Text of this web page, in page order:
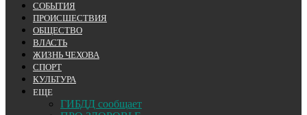
СОБЫТИЯ
ПРОИСШЕСТВИЯ
ОБЩЕСТВО
ВЛАСТЬ
ЖИЗНЬ ЧЕХОВА
СПОРТ
КУЛЬТУРА
ЕЩЕ
ГИБДД сообщает